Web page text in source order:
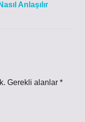
Anlaşılır
Gerekli alanlar *